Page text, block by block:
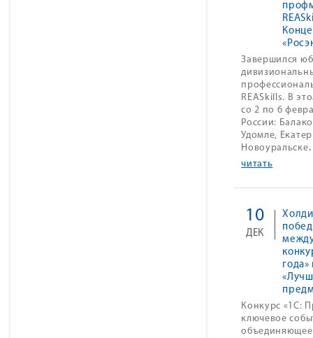
Завершился
REASkills. В
со 2 по 6
России:
Удомле,
Новоуральске.
читать
10
ДЕК
Конкурс «1С:
ключевое
объединяющее